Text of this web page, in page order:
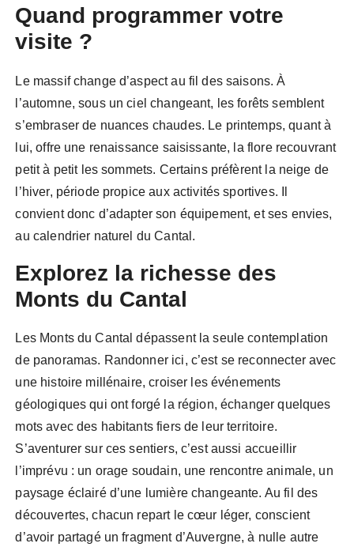
Quand programmer votre
visite ?
Le massif change d’aspect au fil des saisons. À
l’automne, sous un ciel changeant, les forêts semblent
s’embraser de nuances chaudes. Le printemps, quant à
lui, offre une renaissance saisissante, la flore recouvrant
petit à petit les sommets. Certains préfèrent la neige de
l’hiver, période propice aux activités sportives. Il
convient donc d’adapter son équipement, et ses envies,
au calendrier naturel du Cantal.
Explorez la richesse des
Monts du Cantal
Les Monts du Cantal dépassent la seule contemplation
de panoramas. Randonner ici, c’est se reconnecter avec
une histoire millénaire, croiser les événements
géologiques qui ont forgé la région, échanger quelques
mots avec des habitants fiers de leur territoire.
S’aventurer sur ces sentiers, c’est aussi accueillir
l’imprévu : un orage soudain, une rencontre animale, un
paysage éclairé d’une lumière changeante. Au fil des
découvertes, chacun repart le cœur léger, conscient
d’avoir partagé un fragment d’Auvergne, à nulle autre